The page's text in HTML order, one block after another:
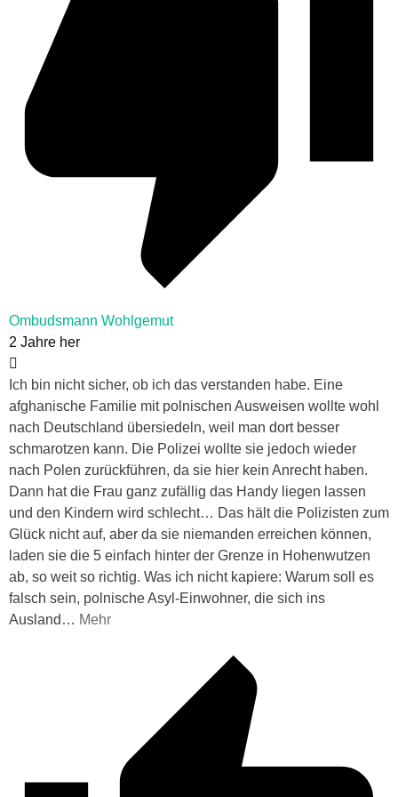
Ombudsmann Wohlgemut
2 Jahre her
Ich bin nicht sicher, ob ich das verstanden habe. Eine
afghanische Familie mit polnischen Ausweisen wollte wohl
nach Deutschland übersiedeln, weil man dort besser
schmarotzen kann. Die Polizei wollte sie jedoch wieder
nach Polen zurückführen, da sie hier kein Anrecht haben.
Dann hat die Frau ganz zufällig das Handy liegen lassen
und den Kindern wird schlecht… Das hält die Polizisten zum
Glück nicht auf, aber da sie niemanden erreichen können,
laden sie die 5 einfach hinter der Grenze in Hohenwutzen
ab, so weit so richtig. Was ich nicht kapiere: Warum soll es
falsch sein, polnische Asyl-Einwohner, die sich ins
Ausland … Mehr